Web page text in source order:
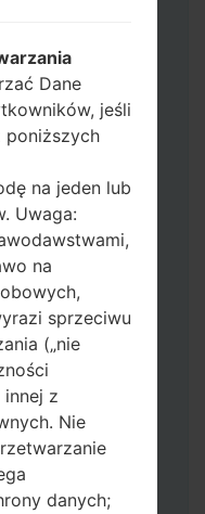
***, aby
dane i aplikacje.
i przejdź do
wszystkie
zasilania,
i klawisz
klawisze
głośności,
zasilania,
i klawisz
naciśnij i
i klawisz
zasilania i
Dane
jeśli
poniższych
na jeden lub
Uwaga:
na
sprzeciwu
(„nie
z
Nie
danych;